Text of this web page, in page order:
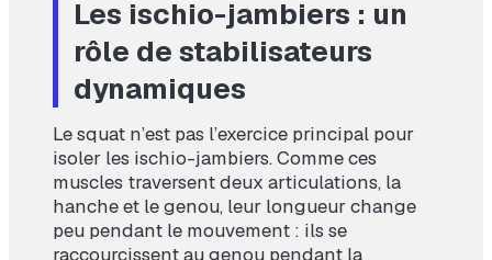
Les ischio-jambiers : un
rôle de stabilisateurs
dynamiques
Le squat n’est pas l’exercice principal pour
isoler les ischio-jambiers. Comme ces
muscles traversent deux articulations, la
hanche et le genou, leur longueur change
peu pendant le mouvement : ils se
raccourcissent au genou pendant la